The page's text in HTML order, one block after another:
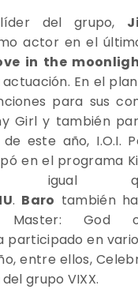
del grupo,
actor en el
in the
En el
para sus
Girl y también
este año, I.O.I.
en el programa
igual
. Baro también
Master: God
participado en
entre ellos,
grupo VIXX.